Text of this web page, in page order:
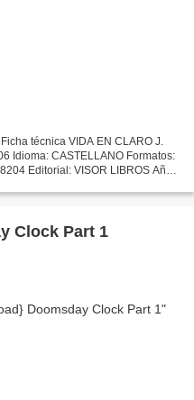
técnica VIDA EN CLARO J.
Idioma: CASTELLANO Formatos:
Editorial: VISOR LIBROS Año
Clock Part 1